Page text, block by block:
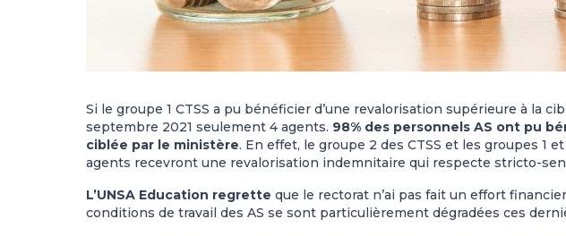
Si le groupe 1 CTSS a pu bénéficier d’une revalorisation supérieure à la
septembre 2021 seulement 4 agents. 98% des personnels AS ont pu
ciblée par le ministère. En effet, le groupe 2 des CTSS et les groupes 1
agents recevront une revalorisation indemnitaire qui respecte stricto-
L’UNSA Education regrette que le rectorat n’ai pas fait un effort
conditions de travail des AS se sont particulièrement dégradées ces